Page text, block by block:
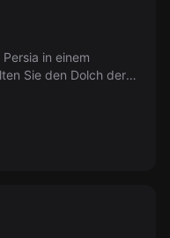
in einem
Sie den Dolch der
Fall